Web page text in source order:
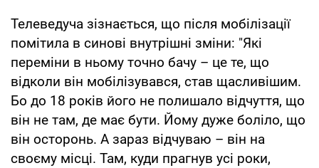
Телеведуча зізнається, що після мобілізації
помітила в синові внутрішні зміни: "Які
переміни в ньому точно бачу – це те, що
відколи він мобілізувався, став щасливішим.
Бо до 18 років його не полишало відчуття, що
він не там, де має бути. Йому дуже боліло, що
він осторонь. А зараз відчуваю – він на
своєму місці. Там, куди прагнув усі роки,